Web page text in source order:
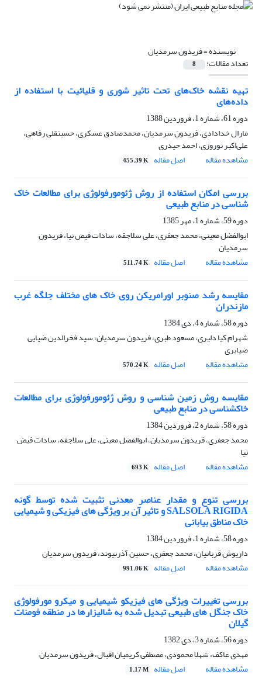
نویسنده =فریدون سرمدیان
تعداد مقالات: 8
تهیه نقشه خاک‌های تحت تاثیر شوری و قلیائیت با استفاده از
داده‌های
دوره 61، شماره 1، فروردین 1388
مارال خدادادی، فریدون سرمدیان، محمدصادق عسکری، حسینقلی رفاهی،
علی‌اکبر نوروزی، احمد حیدری
مشاهده مقاله
اصل مقاله 455.39 K
بررسی امکان استفاده از روش ژئومورفولوژی برای مطالعات خاک
شناسی در منابع طبیعی
دوره 59، شماره 1، مهر 1385
ابوالفضل معینی، محمد جعفری، علی سلاجقه، سادات فیض نیا، فریدون
سرمدیان
مشاهده مقاله
اصل مقاله 511.74 K
مقایسه رشد صنوبر اورامریکن روی خاک های مختلف جلگه غرب
مازندران
دوره 58، شماره 4، دی 1384
شهرام کیا دلیری، مسعود طبری، فریدون سرمدیان، سید فخرالدین ضیایی
ضیابری
مشاهده مقاله
اصل مقاله 570.24 K
مقایسه روش زمین شناسی و روش ژئومورفولوژی برای مطالعات
خاکشناسی در منابع طبیعی
دوره 58، شماره 2، فروردین 1384
محمد جعفری، فریدون سرمدیان، ابوالفضل معینی، علی سلاجقه، سادات فیض
نیا
مشاهده مقاله
اصل مقاله 693 K
بررسی تنوع و مقدار عناصر معدنی تثبیت شده توسط گونه
SALSOLA RIGIDA و تاثیر آن بر ویژگی های فیزیکی و شیمیایی
خاک مناطق بیابانی
دوره 58، شماره 1، فروردین 1384
داریوش قربانیان، محمد جعفری، حسین آذرنیوند، فریدون سرمدیان
مشاهده مقاله
اصل مقاله 991.06 K
بررسی تغییرات ویژگی های فیزیکو شیمیایی و میکرو مورفولوژی
خاک جنگل های طبیعی تبدیل شده به شالیزارها در منطقه فومنات
گیلان
دوره 56، شماره 3، دی 1382
مهدی عاکف، شهلا محمودی، مصطفی کریمیان اقبال، فریدون سرمدیان
مشاهده مقاله
اصل مقاله 1.17 M